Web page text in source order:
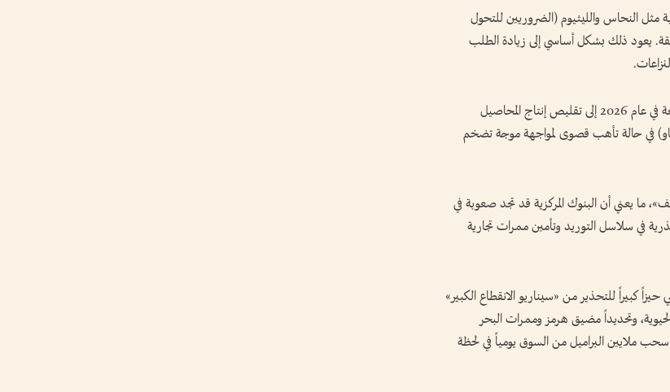
مثل النحاس والليثيوم (الضروريين للتحول
يعود ذلك بشكل أساسي إلى زيادة الطلب
وفي الجانب الزراعي، أدت موجات الجفاف والفيضانات غير المتوقعة في عام 2026 إلى تقليص إنتاج المحاصيل
(فاو) في حالة تأهب قصوى لمواجهة موجة تضخم
ما يعني أن البنوك المركزية قد تجد صعوبة في
في سلاسل التوريد وتأمين ممرات تجارية
كبيراً للتحذير من «سيناريو الانقطاع الكبير»
الحيوية، وتحديداً مضيق هرمز وممرات البحر
ملايين البراميل من السوق يومياً في لحظة